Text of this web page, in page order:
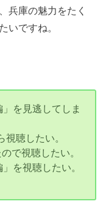
兵庫の魅力をたく
いですね。
を見逃してしま
視聴したい。
で視聴したい。
を視聴したい。